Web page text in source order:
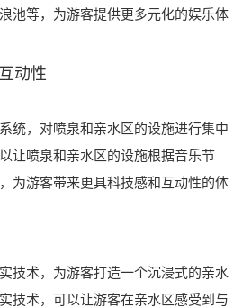
池等，为游客提供更多元化的娱乐体
动性
统，对喷泉和亲水区的设施进行集中
让喷泉和亲水区的设施根据音乐节
为游客带来更具科技感和互动性的体
技术，为游客打造一个沉浸式的亲水
技术，可以让游客在亲水区感受到与